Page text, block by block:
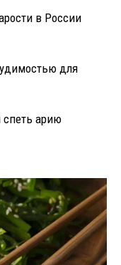
в России
для
арию